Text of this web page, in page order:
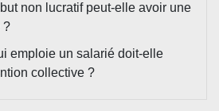
non lucratif peut-elle avoir une
?
emploie un salarié doit-elle
collective ?